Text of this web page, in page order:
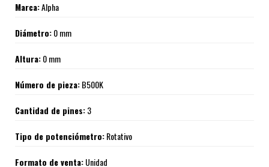
Marca:Alpha
Diámetro:0 mm
Altura:0 mm
Número de pieza:B500K
Cantidad de pines:3
Tipo de potenciómetro:Rotativo
Formato de venta:Unidad